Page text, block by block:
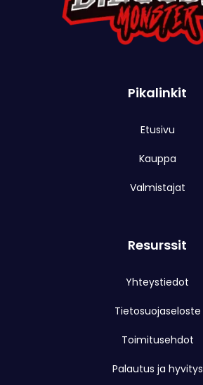
Pikalinkit
Etusivu
Kauppa
Valmistajat
Resurssit
Yhteystiedot
Tietosuojaseloste
Toimitusehdot
Palautus ja hyvitys